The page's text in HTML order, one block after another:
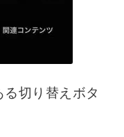
切り替えボタ